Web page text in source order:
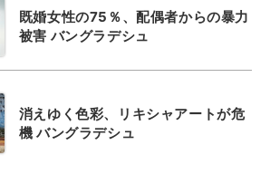
既婚女性の75％、配偶者からの暴力
被害 バングラデシュ
消えゆく色彩、リキシャアートが危
機 バングラデシュ